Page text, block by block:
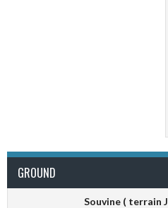
GROUND
Souvine ( terrain